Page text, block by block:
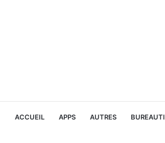
ACCUEIL APPS AUTRES